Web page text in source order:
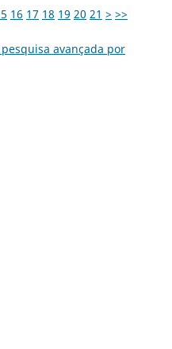
16 17 18 19 20 21 > >>
avançada por